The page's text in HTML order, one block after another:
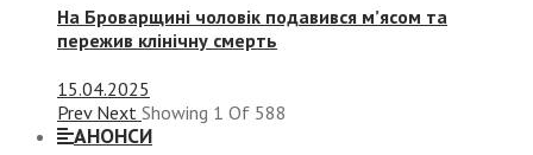
На Броварщині чоловік подавився м’ясом та
пережив клінічну смерть
15.04.2025
Prev Next Showing 1 Of 588
АНОНСИ